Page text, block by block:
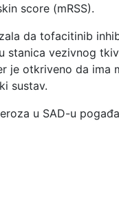
score (mRSS).
da tofacitinib
stanica vezivnog
je otkriveno da ima
sustav.
u SAD-u